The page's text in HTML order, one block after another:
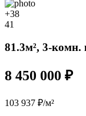
+38
41
81.3м², 3-комн.
8 450 000 ₽
103 937 ₽/м²